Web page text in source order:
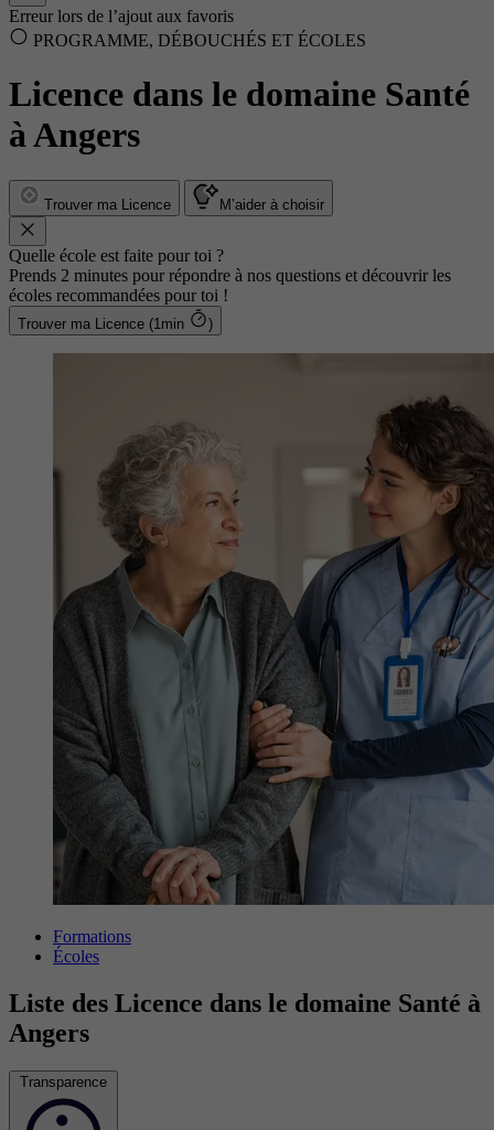
Erreur lors de l’ajout aux favoris
PROGRAMME, DÉBOUCHÉS ET ÉCOLES
Licence dans le domaine Santé
à Angers
Trouver ma Licence M’aider à choisir
Quelle école est faite pour toi ?
Prends 2 minutes pour répondre à nos questions et découvrir les
écoles recommandées pour toi !
Trouver ma Licence (1min )
Formations
Écoles
Liste des Licence dans le domaine Santé à
Angers
Transparence